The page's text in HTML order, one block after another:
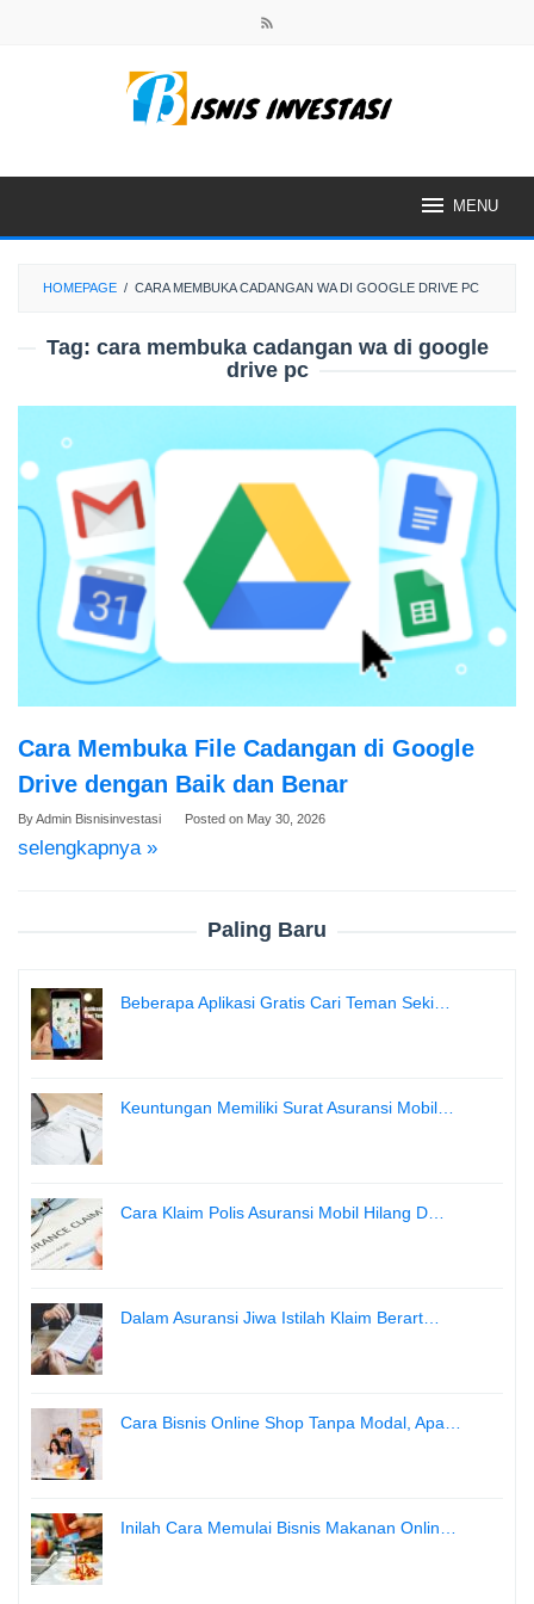
MENU
HOMEPAGE / CARA MEMBUKA CADANGAN WA DI GOOGLE DRIVE PC
Tag: cara membuka cadangan wa di google
drive pc
Cara Membuka File Cadangan di Google
Drive dengan Baik dan Benar
ByAdmin Bisnisinvestasi Posted on May 30, 2026
selengkapnya »
Paling Baru
Beberapa Aplikasi Gratis Cari Teman Seki…
Keuntungan Memiliki Surat Asuransi Mobil…
Cara Klaim Polis Asuransi Mobil Hilang D…
Dalam Asuransi Jiwa Istilah Klaim Berart…
Cara Bisnis Online Shop Tanpa Modal, Apa…
Inilah Cara Memulai Bisnis Makanan Onlin…